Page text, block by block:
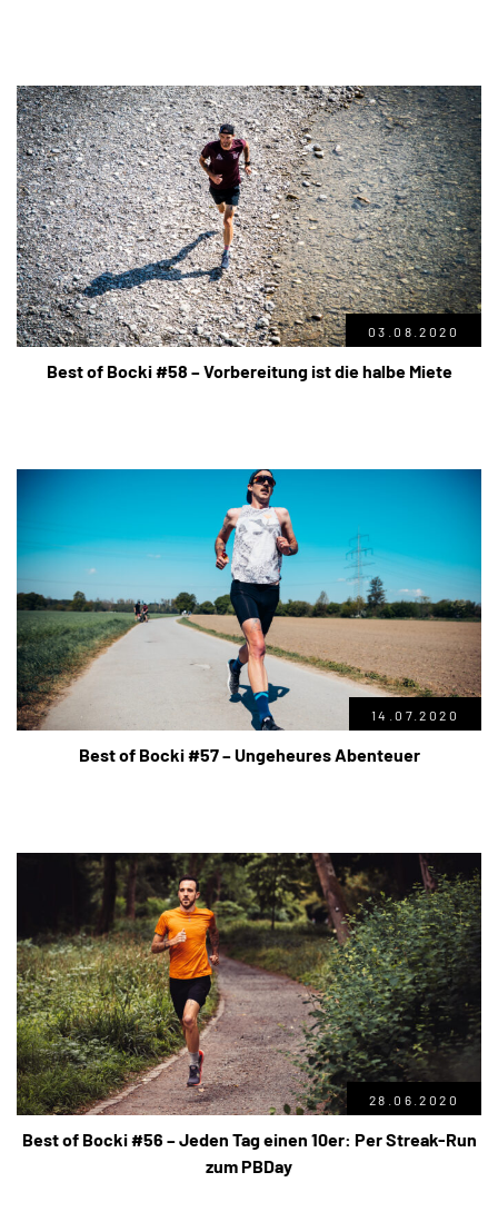
03.08.2020
Best of Bocki #58 – Vorbereitung ist die halbe Miete
14.07.2020
Best of Bocki #57 – Ungeheures Abenteuer
28.06.2020
Best of Bocki #56 – Jeden Tag einen 10er: Per Streak-Run
zum PBDay